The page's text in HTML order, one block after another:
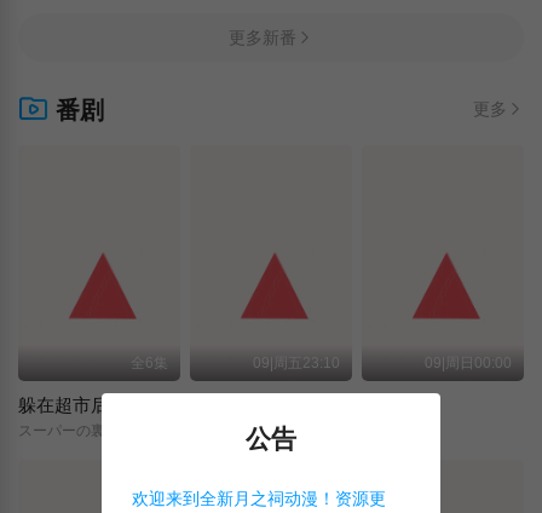
更多新番
番剧 更多
全6集 09|周五23:10 09|周日00:00
公告
欢迎来到全新月之祠动漫！资源更